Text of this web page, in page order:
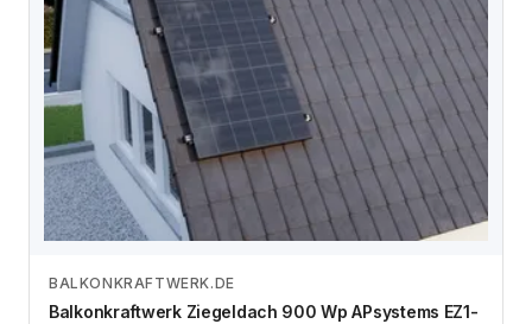
Zum Angebot
BALKONKRAFTWERK.DE
Balkonkraftwerk Ziegeldach 900 Wp APsystems EZ1-